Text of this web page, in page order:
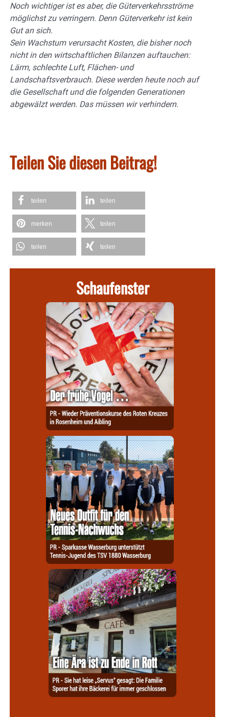
Noch wichtiger ist es aber, die Güterverkehrsströme
möglichst zu verringern. Denn Güterverkehr ist kein
Gut an sich.
Sein Wachstum verursacht Kosten, die bisher noch
nicht in den wirtschaftlichen Bilanzen auftauchen:
Lärm, schlechte Luft, Flächen- und
Landschaftsverbrauch. Diese werden heute noch auf
die Gesellschaft und die folgenden Generationen
abgewälzt werden. Das müssen wir verhindern.
Teilen Sie diesen Beitrag!
teilen teilen
merken teilen
teilen teilen
Schaufenster